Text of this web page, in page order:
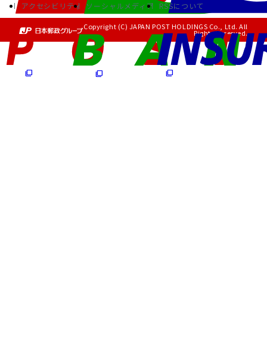
アクセシビリティ
ソーシャルメディア RSSについて
Copyright (C) JAPAN POST HOLDINGS Co., Ltd. All
Rights Reserved.